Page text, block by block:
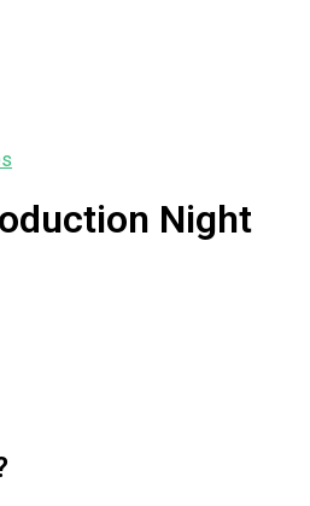
Night